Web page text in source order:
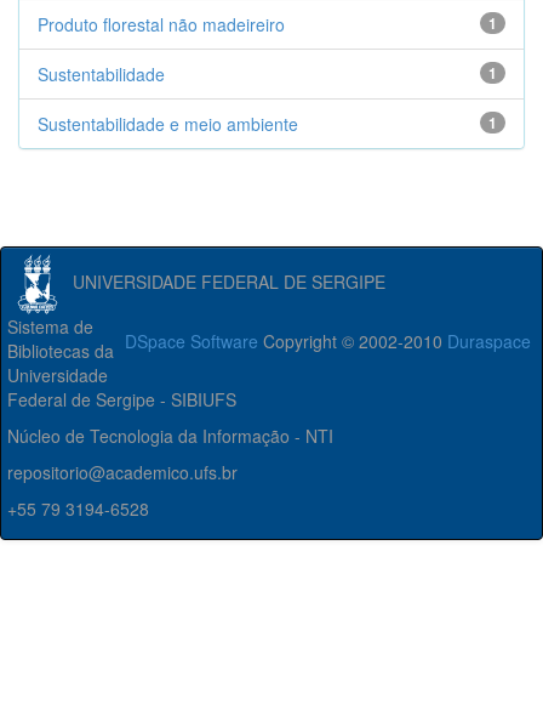
1
Produto florestal não madeireiro
1
Sustentabilidade
1
Sustentabilidade e meio ambiente
UNIVERSIDADE FEDERAL DE SERGIPE
DSpace Software Copyright © 2002-2010 Duraspace
Sistema de
Bibliotecas da
Universidade
Federal de Sergipe - SIBIUFS
Núcleo de Tecnologia da Informação - NTI
repositorio@academico.ufs.br
+55 79 3194-6528